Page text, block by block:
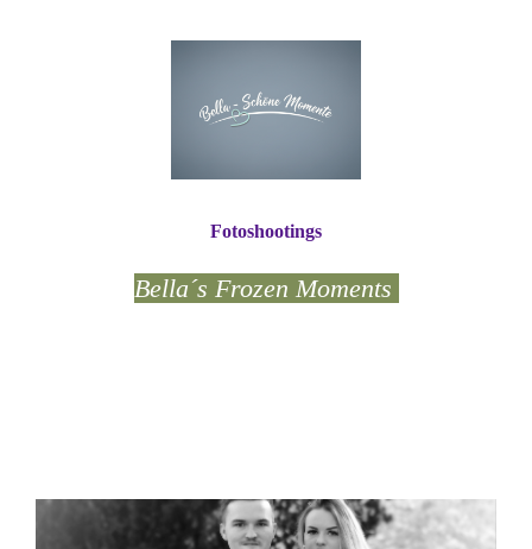
Bella´s Frozen Moments
Fotoshootings